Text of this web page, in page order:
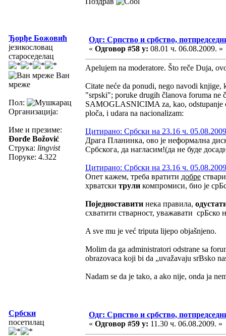
Ђорђе Божовић
језикословац
староседелац
Ван
мреже
Пол:
Организација:
Име и презиме:
Đorđe Božović
Струка: lingvist
Поруке: 4.322
Одг: Српство и србство,
« Одговор #58 у: 08.01 ч. 06.08.2009. »
Apelujem na moderatore. Što reče Duja,
Citate neće da ponudi, nego navodi knjige,
"srpski"; poruke drugih članova foruma ne
SAMOGLASNICIMA za, kao, odstupanje
ploča, i udara na nacionalizam:
Цитирано: Србски на 23.16 ч.
Драга Планинка, ово је неформална
Србскога, да нагласим!(да не буде
Цитирано: Србски на 23.16 ч.
Опет кажем, треба вратити добре
хрватски трули компромиси, био је
Поједноставити нека правила,
схватити стварност, уважавати срБско
A sve mu je već triputa lijepo objašnjeno.
Molim da ga administratori odstrane sa
obrazovaca koji bi da „uvažavaju srBsko
Nadam se da je tako, a ako nije, onda ja
Србски
посетилац
Одг: Српство и србство,
« Одговор #59 у: 11.30 ч. 06.08.2009. »